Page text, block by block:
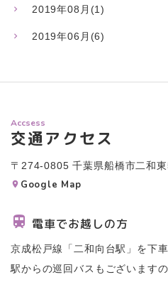
2019年08月(1)
2019年06月(6)
Accsess
交通アクセス
〒274-0805 千葉県船橋市二和
Google Map
電車でお越しの方
京成松戸線「二和向台駅」を下車
駅からの巡回バスもございます